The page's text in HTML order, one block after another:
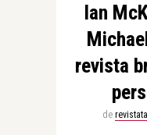
Ian
revista
de